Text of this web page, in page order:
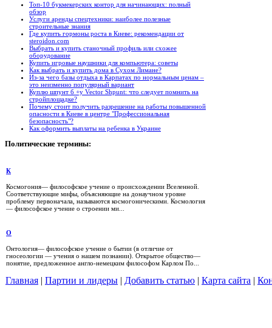
Топ-10 букмекерских контор для начинающих: полный
обзор
Услуги аренды спецтехники: наиболее полезные
строительные знания
Где купить гормоны роста в Киеве: рекомендации от
steroidon.com
Выбрать и купить станочный профиль или схожее
оборудование
Купить игровые наушники для компьютера: советы
Как выбрать и купить дома в Сухом Лимане?
Из-за чего базы отдыха в Карпатах по нормальным ценам –
это неизменно популярный вариант
Куплю шпунт б +у Vector Shpunt: что следует помнить на
стройплощадке?
Почему стоит получить разрешение на работы повышенной
опасности в Киеве в центре "Профессиональная
безопасность"?
Как оформить выплаты на ребенка в Украине
Политические термины:
К
Космогония— философское учение о происхождении Вселенной.
Соответствующие мифы, объясняющие на донаучном уровне
проблему первоначала, называются космогоническими. Космология
— философское учение о строении ми...
О
Онтология— философское учение о бытии (в отличие от
гносеологии — учения о нашем познании). Открытое общество—
понятие, предложенное англо-немецким философом Карлом По...
Главная | Партии и лидеры | Добавить статью | Карта сайта |